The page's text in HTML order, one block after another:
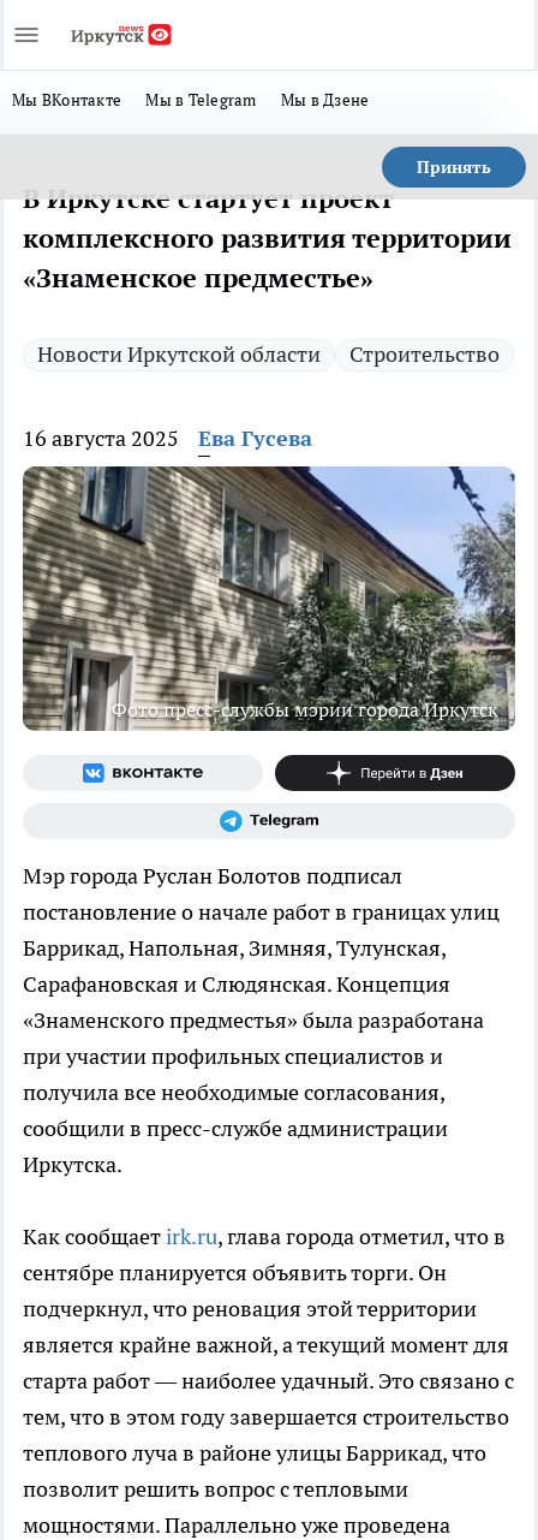
Мы ВКонтакте Мы в Telegram Мы в Дзене
Принять
В Иркутске стартует проект
комплексного развития территории
«Знаменское предместье»
Новости Иркутской области Строительство
16 августа 2025 Ева Гусева
Фото пресс-службы мэрии города Иркутск
Мэр города Руслан Болотов подписал
постановление о начале работ в границах улиц
Баррикад, Напольная, Зимняя, Тулунская,
Сарафановская и Слюдянская. Концепция
«Знаменского предместья» была разработана
при участии профильных специалистов и
получила все необходимые согласования,
сообщили в пресс-службе администрации
Иркутска.
Как сообщаетirk.ru, глава города отметил, что в
сентябре планируется объявить торги. Он
подчеркнул, что реновация этой территории
является крайне важной, а текущий момент для
старта работ — наиболее удачный. Это связано с
тем, что в этом году завершается строительство
теплового луча в районе улицы Баррикад, что
позволит решить вопрос с тепловыми
мощностями. Параллельно уже проведена